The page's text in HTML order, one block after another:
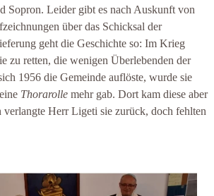
Sopron. Leider gibt es nach Auskunft von
über das Schicksal der
geht die Geschichte so: Im Krieg
zu retten, die wenigen Überlebenden der
1956 die Gemeinde auflöste, wurde sie
Thorarolle mehr gab. Dort kam diese aber
Herr Ligeti sie zurück, doch fehlten